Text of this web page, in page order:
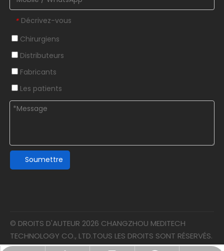
* Décrivez-vous
Chirurgiens
Distributeurs
Fabricants
Les patients
Soumettre
© DROITS D'AUTEUR 2026 CHANGZHOU MEDITECH
TECHNOLOGY CO., LTD.TOUS LES DROITS SONT RÉSERVÉS.